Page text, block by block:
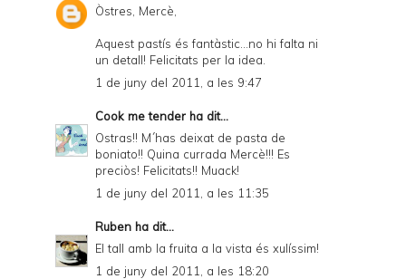
Òstres, Mercè,
Aquest pastís és fantàstic...no hi falta ni
un detall! Felicitats per la idea.
1 de juny del 2011, a les 9:47
Cook me tender ha dit...
Ostras!! M´has deixat de pasta de
boniato!! Quina currada Mercè!!! Es
preciòs! Felicitats!! Muack!
1 de juny del 2011, a les 11:35
Ruben ha dit...
El tall amb la fruita a la vista és xulíssim!
1 de juny del 2011, a les 18:20